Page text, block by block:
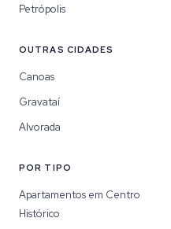
Petrópolis
OUTRAS CIDADES
Canoas
Gravataí
Alvorada
POR TIPO
Apartamentos em Centro
Histórico